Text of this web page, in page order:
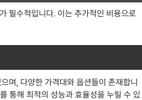
필수적입니다. 이는 추가적인 비용으로
며, 다양한 가격대와 옵션들이 존재합니
통해 최적의 성능과 효율성을 누릴 수 있